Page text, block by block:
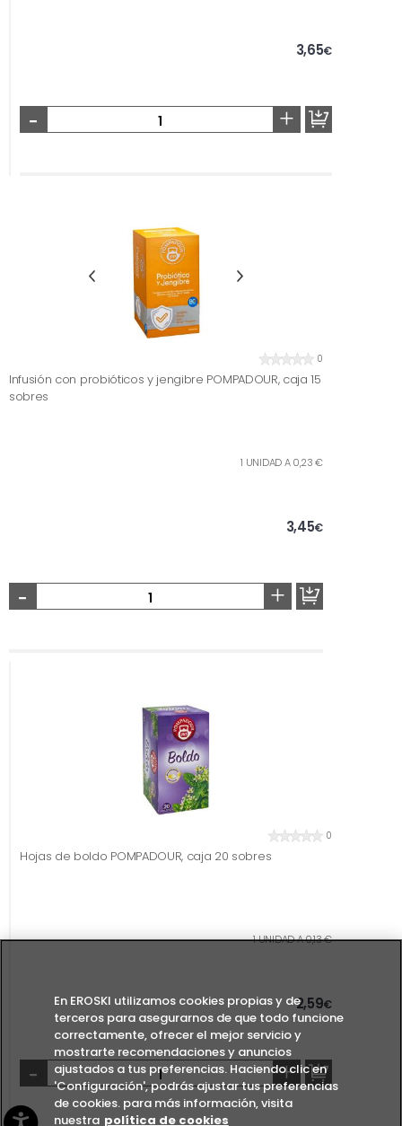
3,65€
- +
0
Infusión con probióticos y jengibre POMPADOUR, caja 15
sobres
1 UNIDAD A 0,23 €
3,45€
- +
0
Hojas de boldo POMPADOUR, caja 20 sobres
1 UNIDAD A 0,13 €
2,59€
- +
En EROSKI utilizamos cookies propias y de
terceros para asegurarnos de que todo funcione
correctamente, ofrecer el mejor servicio y
mostrarte recomendaciones y anuncios
ajustados a tus preferencias. Haciendo clic en
'Configuración', podrás ajustar tus preferencias
de cookies. para más información, visita
nuestra política de cookies